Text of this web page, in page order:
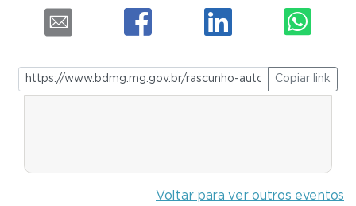
Copiar link
Voltar para ver outros eventos